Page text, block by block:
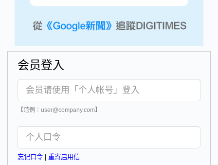
会员登入
【范例：user@company.com】
忘记口令 重寄启用信